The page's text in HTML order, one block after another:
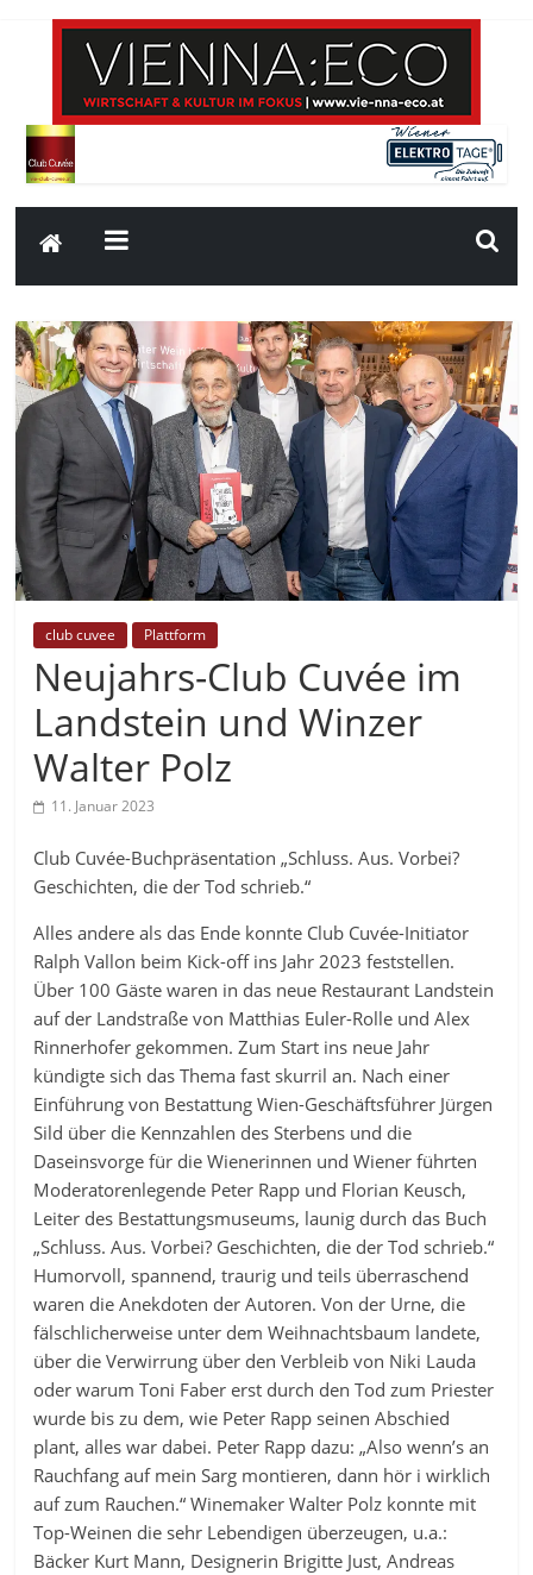
club cuvee Plattform
Neujahrs-Club Cuvée im
Landstein und Winzer
Walter Polz
11. Januar 2023
Club Cuvée-Buchpräsentation „Schluss. Aus. Vorbei?
Geschichten, die der Tod schrieb.“
Alles andere als das Ende konnte Club Cuvée-Initiator
Ralph Vallon beim Kick-off ins Jahr 2023 feststellen.
Über 100 Gäste waren in das neue Restaurant Landstein
auf der Landstraße von Matthias Euler-Rolle und Alex
Rinnerhofer gekommen. Zum Start ins neue Jahr
kündigte sich das Thema fast skurril an. Nach einer
Einführung von Bestattung Wien-Geschäftsführer Jürgen
Sild über die Kennzahlen des Sterbens und die
Daseinsvorge für die Wienerinnen und Wiener führten
Moderatorenlegende Peter Rapp und Florian Keusch,
Leiter des Bestattungsmuseums, launig durch das Buch
„Schluss. Aus. Vorbei? Geschichten, die der Tod schrieb.“
Humorvoll, spannend, traurig und teils überraschend
waren die Anekdoten der Autoren. Von der Urne, die
fälschlicherweise unter dem Weihnachtsbaum landete,
über die Verwirrung über den Verbleib von Niki Lauda
oder warum Toni Faber erst durch den Tod zum Priester
wurde bis zu dem, wie Peter Rapp seinen Abschied
plant, alles war dabei. Peter Rapp dazu: „Also wenn’s an
Rauchfang auf mein Sarg montieren, dann hör i wirklich
auf zum Rauchen.“ Winemaker Walter Polz konnte mit
Top-Weinen die sehr Lebendigen überzeugen, u.a.:
Bäcker Kurt Mann, Designerin Brigitte Just, Andreas